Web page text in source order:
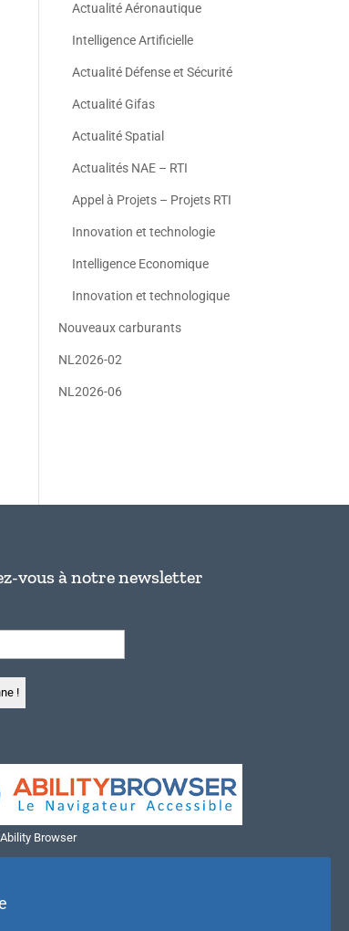
Actualité Aéronautique
Intelligence Artificielle
Actualité Défense et Sécurité
Actualité Gifas
Actualité Spatial
Actualités NAE – RTI
Appel à Projets – Projets RTI
Innovation et technologie
Intelligence Economique
Innovation et technologique
Nouveaux carburants
NL2026-02
NL2026-06
vous à notre newsletter
Browser